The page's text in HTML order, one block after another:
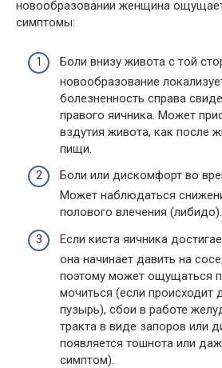
новообразовании женщина
симптомы:
Боли внизу живота с той
новообразование
болезненность справа
правого яичника. Может
вздутия живота, как после
пищи.
Боли или дискомфорт во
Может наблюдаться
полового влечения (либидо).
Если киста яичника
она начинает давить на
поэтому может ощущаться
мочиться (если происходит
пузырь), сбои в работе
тракта в виде запоров или
появляется тошнота или
симптом).